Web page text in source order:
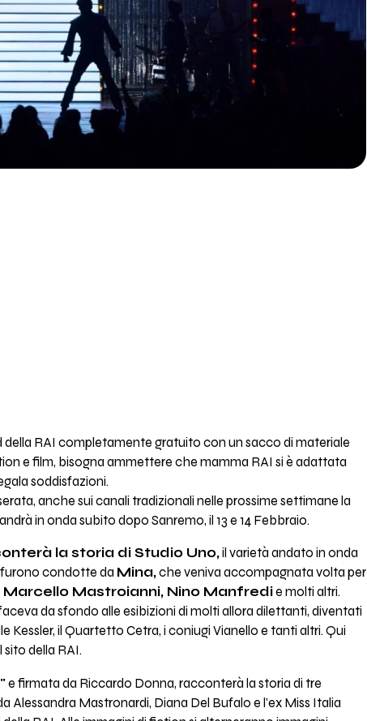
della RAI completamente gratuito con un sacco di materiale
e film, bisogna ammettere che mamma RAI si è adattata
soddisfazioni.
anche sui canali tradizionali nelle prossime settimane la
in onda subito dopo Sanremo, il 13 e 14 Febbraio.
la storia di Studio Uno,il varietà andato in onda
furono condotte da Mina,che veniva accompagnata volta per
Marcello Mastroianni, Nino Manfredie molti altri.
da sfondo alle esibizioni di molti allora dilettanti, diventati
il Quartetto Cetra, i coniugi Vianello e tanti altri. Qui
della RAI.
e firmata da Riccardo Donna, racconterà la storia di tre
Alessandra Mastronardi, Diana Del Bufalo e l'ex Miss Italia